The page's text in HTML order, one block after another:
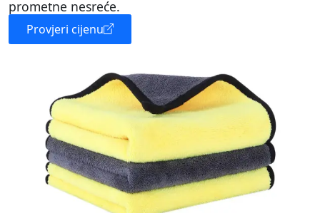
prometne nesreće.
Provjeri cijenu